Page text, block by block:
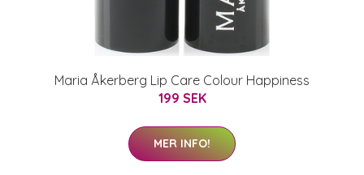
Maria Åkerberg Lip Care Colour Happiness
199 SEK
MER INFO!